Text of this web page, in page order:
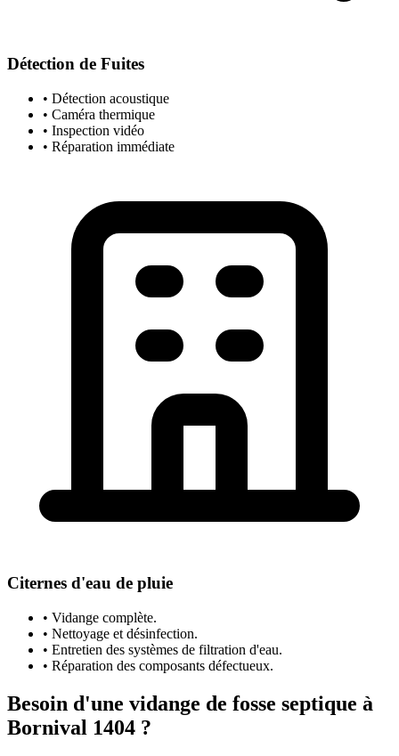
Détection de Fuites
• Détection acoustique
• Caméra thermique
• Inspection vidéo
• Réparation immédiate
Citernes d'eau de pluie
• Vidange complète.
• Nettoyage et désinfection.
• Entretien des systèmes de filtration d'eau.
• Réparation des composants défectueux.
Besoin d'une vidange de fosse septique à
Bornival 1404 ?